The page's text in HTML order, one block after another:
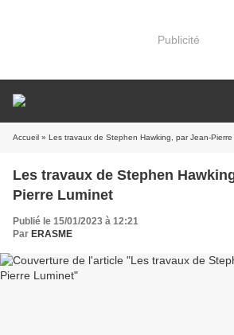
Publicité
Accueil » Les travaux de Stephen Hawking, par Jean-
Les travaux de Stephen
Pierre Luminet
Publié le 15/01/2023 à 12:21
Par ERASME